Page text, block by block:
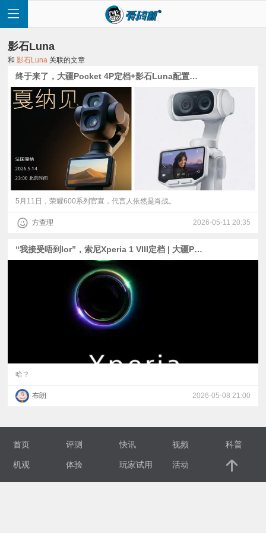
首
快
讯
普
专
影石Luna
和影石Luna 关联的文章
终于来了，大疆Pocket 4P定档+影石Luna配置爆料 | vivo X500 Pro Max现身 | 荣耀600系列官宣 ：肖战代言
5月11日，荣耀600系列官宣，代言人依然是肖战。
方查理 2026-05-11 20:35
“我接受唔到lor”，索尼Xperia 1 VIII定档 | 大疆Pocket 4P解禁、影石Luna分离屏曝光
哈？
布朗 2026-05-08 21:00
首页 评测 快讯 视频 科普
机观 体验 玩家试用 活动